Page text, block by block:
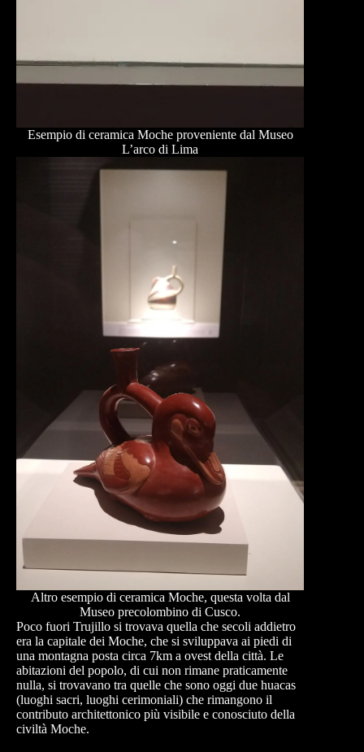
Esempio di ceramica Moche proveniente dal Museo
L’arco di Lima
Altro esempio di ceramica Moche, questa volta dal
Museo precolombino di Cusco.
Poco fuori Trujillo si trovava quella che secoli addietro
era la capitale dei Moche, che si sviluppava ai piedi di
una montagna posta circa 7km a ovest della città. Le
abitazioni del popolo, di cui non rimane praticamente
nulla, si trovavano tra quelle che sono oggi due huacas
(luoghi sacri, luoghi cerimoniali) che rimangono il
contributo architettonico più visibile e conosciuto della
civiltà Moche.